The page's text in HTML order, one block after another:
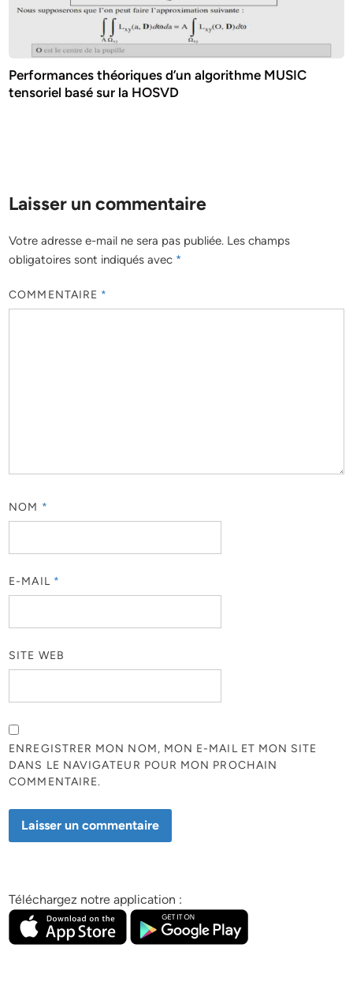
Performances théoriques d’un algorithme MUSIC
tensoriel basé sur la HOSVD
Laisser un commentaire
Votre adresse e-mail ne sera pas publiée. Les champs
obligatoires sont indiqués avec *
COMMENTAIRE *
NOM *
E-MAIL *
SITE WEB
ENREGISTRER MON NOM, MON E-MAIL ET MON SITE
DANS LE NAVIGATEUR POUR MON PROCHAIN
COMMENTAIRE.
Téléchargez notre application :